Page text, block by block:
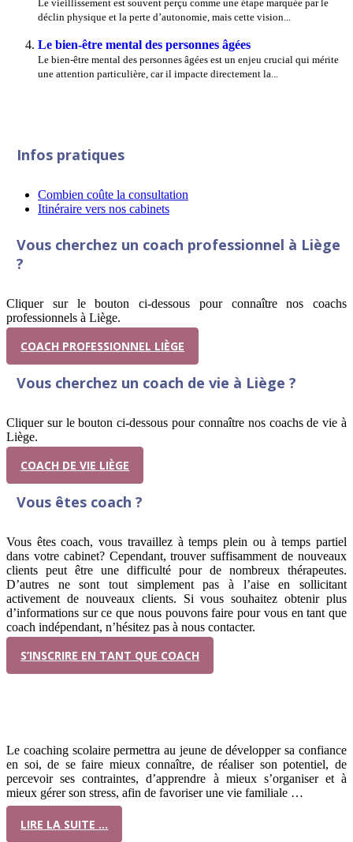
Le vieillissement est souvent perçu comme une étape marquée par le
déclin physique et la perte d’autonomie, mais cette vision...
Le bien-être mental des personnes âgées
Le bien-être mental des personnes âgées est un enjeu crucial qui mérite
une attention particulière, car il impacte directement la...
Infos pratiques
Combien coûte la consultation
Itinéraire vers nos cabinets
Vous cherchez un coach professionnel à Liège
?
Cliquer sur le bouton ci-dessous pour connaître nos coachs
professionnels à Liège.
COACH PROFESSIONNEL LIÈGE
Vous cherchez un coach de vie à Liège ?
Cliquer sur le bouton ci-dessous pour connaître nos coachs de vie à
Liège.
COACH DE VIE LIÈGE
Vous êtes coach ?
Vous êtes coach, vous travaillez à temps plein ou à temps partiel
dans votre cabinet? Cependant, trouver suffisamment de nouveaux
clients peut être une difficulté pour de nombreux thérapeutes.
D’autres ne sont tout simplement pas à l’aise en sollicitant
activement de nouveaux clients. Si vous souhaitez obtenir plus
d’informations sur ce que nous pouvons faire pour vous en tant que
coach indépendant, n’hésitez pas à nous contacter.
S’INSCRIRE EN TANT QUE COACH
Le coaching scolaire permettra au jeune de développer sa confiance
en soi, de se faire mieux connaître, de réaliser son potentiel, de
percevoir ses contraintes, d’apprendre à mieux s’organiser et à
mieux gérer son stress, afin de favoriser une vie familiale …
LIRE LA SUITE …